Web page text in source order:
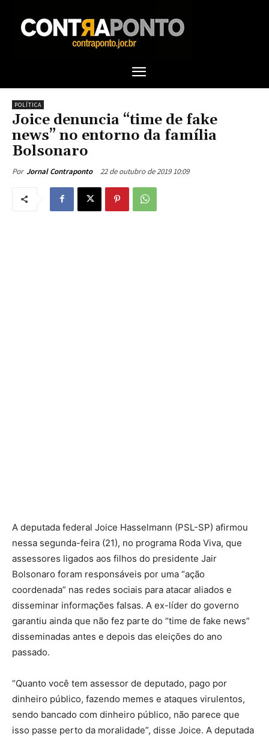
POLÍTICA
Joice denuncia “time de fake
news” no entorno da família
Bolsonaro
Por Jornal Contraponto 22 de outubro de 2019 10:09
A deputada federal Joice Hasselmann (PSL-SP) afirmou
nessa segunda-feira (21), no programa Roda Viva, que
assessores ligados aos filhos do presidente Jair
Bolsonaro foram responsáveis por uma “ação
coordenada” nas redes sociais para atacar aliados e
disseminar informações falsas. A ex-líder do governo
garantiu ainda que não fez parte do “time de fake news”
disseminadas antes e depois das eleições do ano
passado.
“Quanto você tem assessor de deputado, pago por
dinheiro público, fazendo memes e ataques virulentos,
sendo bancado com dinheiro público, não parece que
isso passe perto da moralidade”, disse Joice. A deputada